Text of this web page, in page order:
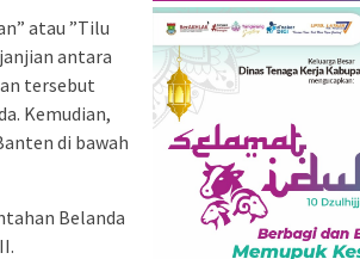
atau ”Tilu
antara
tersebut
Kemudian,
di bawah
Belanda